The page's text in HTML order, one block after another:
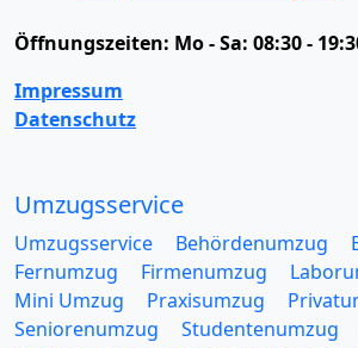
Öffnungszeiten: Mo - Sa: 08:30 -
Impressum
Datenschutz
Umzugsservice
Umzugsservice Behördenumzug
Fernumzug
Firmenumzug
Mini Umzug
Praxisumzug
Seniorenumzug
Studentenumzug